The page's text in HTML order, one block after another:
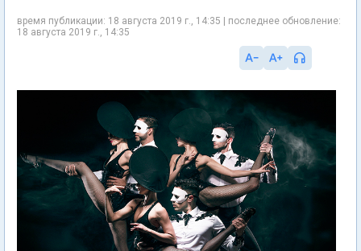
время публикации: 18 августа 2019 г., 14:35 | последнее обновление:
18 августа 2019 г., 14:35